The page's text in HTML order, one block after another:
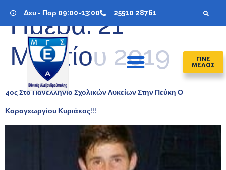
Δευ - Παρ 09:00-13:00 25510 28761
ΓΙΝΕ
ΜΕΛΟΣ
Ημέρα:21
Μαρτίου 2019
4ος Στο Πανελλήνιο Σχολικών Λυκείων Στην Πεύκη Ο
Καραγεωργίου Κυριάκος!!!